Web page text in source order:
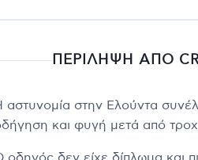
ΠΕΡΙΛΗΨΗ ΑΠΟ
αστυνομία στην Ελούντα
και φυγή μετά από